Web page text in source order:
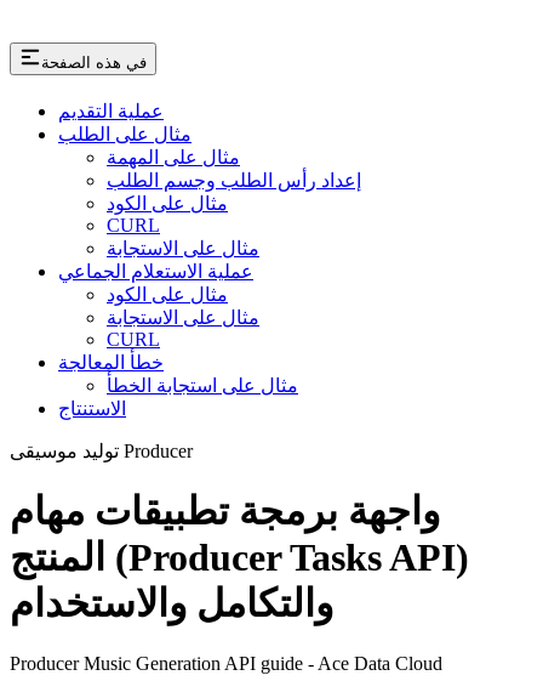
في هذه الصفحة
عملية التقديم
مثال على الطلب
مثال على المهمة
إعداد رأس الطلب وجسم الطلب
مثال على الكود
CURL
مثال على الاستجابة
عملية الاستعلام الجماعي
مثال على الكود
مثال على الاستجابة
CURL
خطأ المعالجة
مثال على استجابة الخطأ
الاستنتاج
توليد موسيقى Producer
واجهة برمجة تطبيقات مهام
المنتج (Producer Tasks API)
والتكامل والاستخدام
Producer Music Generation API guide - Ace Data Cloud